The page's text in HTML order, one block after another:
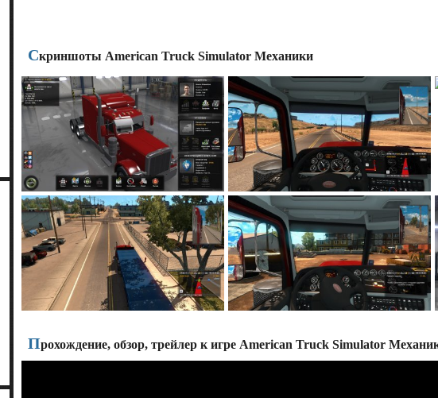
Скриншоты American Truck Simulator Механики
Прохождение, обзор, трейлер к игре American Truck Simulator